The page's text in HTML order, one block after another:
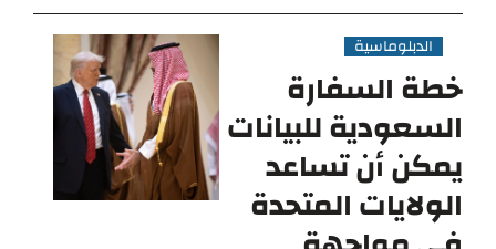
الدبلوماسية
خطة السفارة
السعودية للبيانات
يمكن أن تساعد
الولايات المتحدة